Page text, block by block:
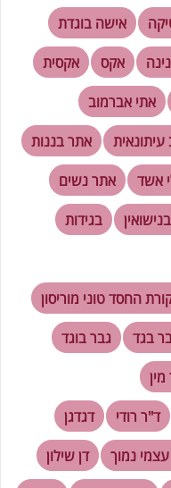
אישה בוגדת
אקס
אקסית
אתי אברמוב
אתר בננות
אשד
אתר נשים
בגידות
החסד טוני מוריסון
בגד
גבר בוגד
ד"ר רודי
דגדגן
עצמי נמוך
דן שילון